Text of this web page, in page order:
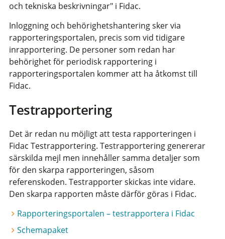
och tekniska beskrivningar" i Fidac.
Inloggning och behörighetshantering sker via
rapporteringsportalen, precis som vid tidigare
inrapportering. De personer som redan har
behörighet för periodisk rapportering i
rapporteringsportalen kommer att ha åtkomst till
Fidac.
Testrapportering
Det är redan nu möjligt att testa rapporteringen i
Fidac Testrapportering. Testrapportering genererar
särskilda mejl men innehåller samma detaljer som
för den skarpa rapporteringen, såsom
referenskoden. Testrapporter skickas inte vidare.
Den skarpa rapporten måste därför göras i Fidac.
Rapporteringsportalen – testrapportera i Fidac
Schemapaket